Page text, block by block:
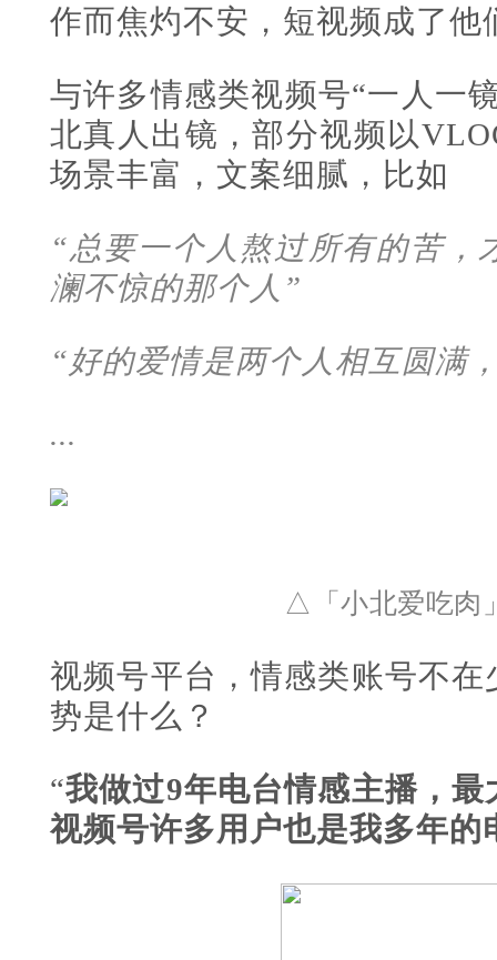
作而焦灼不安，短视频成了
与许多情感类视频号“一人一
北真人出镜，部分视频以
场景丰富，文案细腻，比如
“总要一个人熬过所有的苦，
澜不惊的那个人”
“好的爱情是两个人相互圆满
...
△ 「小北爱吃肉
视频号平台，情感类账号不
势是什么？
“我做过9年电台情感主播，
视频号许多用户也是我多年的